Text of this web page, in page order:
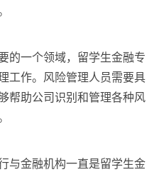
的一个领域，留学生金融专
工作。风险管理人员需要具
帮助公司识别和管理各种风
与金融机构一直是留学生金